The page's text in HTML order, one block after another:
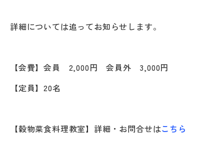
詳細については追ってお知らせします。
【会費】会員 2,000円 会員外 3,000円
【定員】20名
【穀物菜食料理教室】詳細・お問合せはこちら